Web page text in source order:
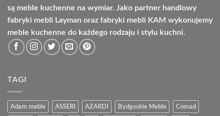
są meble kuchenne na wymiar. Jako partner handlowy
fabryki mebli Layman oraz fabryki mebli KAM wykonujemy
meble kuchenne do każdego rodzaju i stylu kuchni.
TAGI
Adam meble ASSERI AZARDI Bydgoskie Meble Comad